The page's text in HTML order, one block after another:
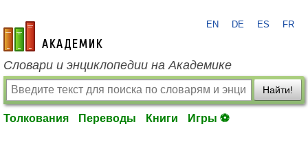
academic.ru
EN DE ES FR
Словари и энциклопедии на Академике
Найти!
Толкования Переводы Книги Игры ⚽